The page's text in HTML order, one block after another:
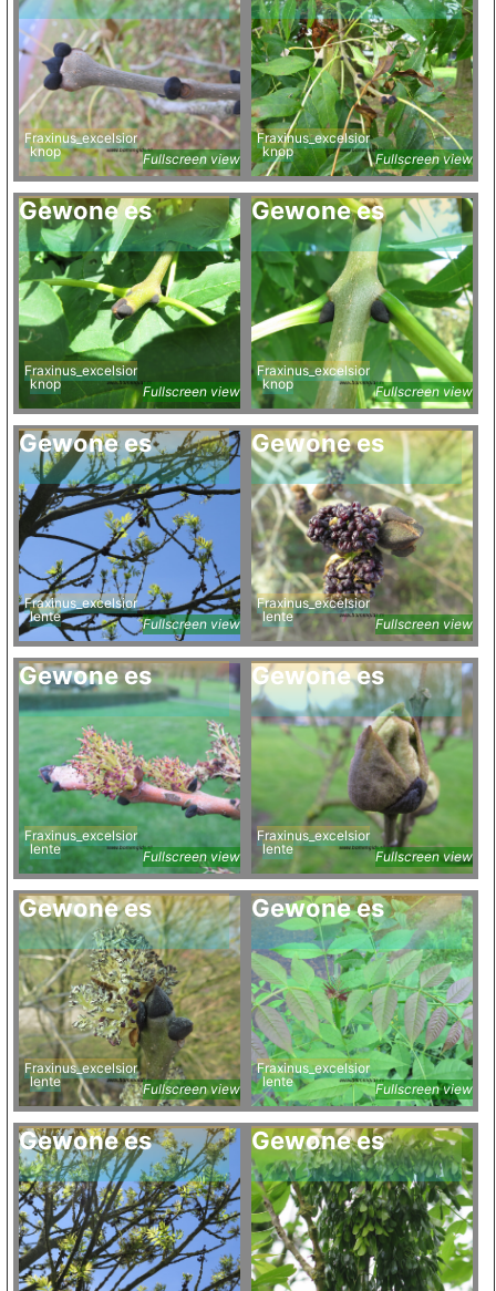
Fraxinus_excelsior
knop
Fullscreen view
Fraxinus_excelsior
knop
Fullscreen view
Gewone es
Fraxinus_excelsior
knop
Fullscreen view
Gewone es
Fraxinus_excelsior
knop
Fullscreen view
Gewone es
Fraxinus_excelsior
lente
Fullscreen view
Gewone es
Fraxinus_excelsior
lente
Fullscreen view
Gewone es
Fraxinus_excelsior
lente
Fullscreen view
Gewone es
Fraxinus_excelsior
lente
Fullscreen view
Gewone es
Fraxinus_excelsior
lente
Fullscreen view
Gewone es
Fraxinus_excelsior
lente
Fullscreen view
Gewone es Gewone es